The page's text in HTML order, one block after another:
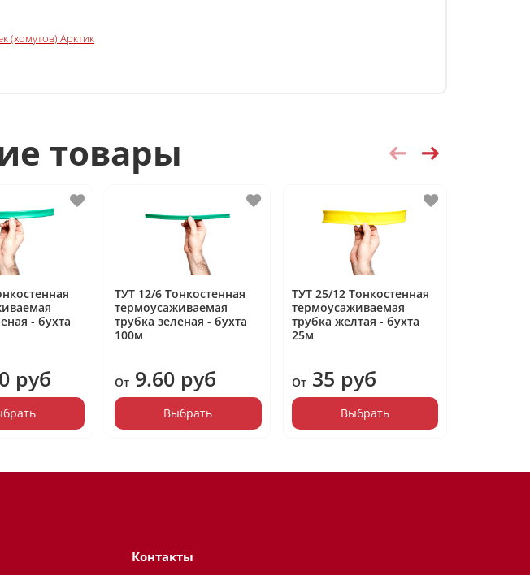
(хомутов) Арктик
товары
- бухта
руб
ТУТ 12/6 Тонкостенная
термоусаживаемая
трубка зеленая - бухта
100м
От 9.60 руб
Выбрать
ТУТ 25/12 Тонкостенная
термоусаживаемая
трубка желтая - бухта
25м
От 35 руб
Выбрать
Контакты